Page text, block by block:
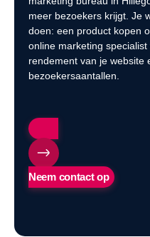
meer bezoekers krijgt. Je
doen: een product kopen
online marketing
rendement van je website
bezoekersaantallen.
Neem contact op